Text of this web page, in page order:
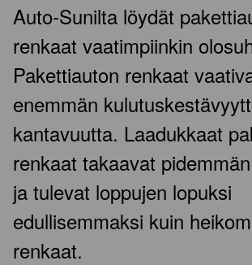
Auto-Sunilta löydät
renkaat vaatimpiinkin
Pakettiauton renkaat
enemmän
kantavuutta. Laadukkaat
renkaat takaavat
ja tulevat loppujen lopuksi
edullisemmaksi kuin
renkaat.